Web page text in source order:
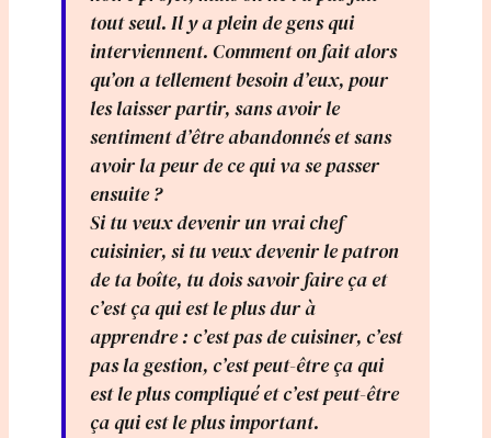
tout seul. Il y a plein de gens qui
interviennent. Comment on fait alors
qu’on a tellement besoin d’eux, pour
les laisser partir, sans avoir le
sentiment d’être abandonnés et sans
avoir la peur de ce qui va se passer
ensuite ?
Si tu veux devenir un vrai chef
cuisinier, si tu veux devenir le patron
de ta boîte, tu dois savoir faire ça et
c’est ça qui est le plus dur à
apprendre : c’est pas de cuisiner, c’est
pas la gestion, c’est peut-être ça qui
est le plus compliqué et c’est peut-être
ça qui est le plus important.